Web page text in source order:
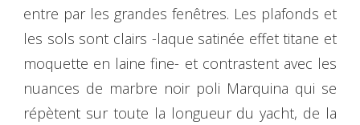
entre par les grandes fenêtres. Les plafonds et
les sols sont clairs -laque satinée effet titane et
moquette en laine fine- et contrastent avec les
nuances de marbre noir poli Marquina qui se
répètent sur toute la longueur du yacht, de la